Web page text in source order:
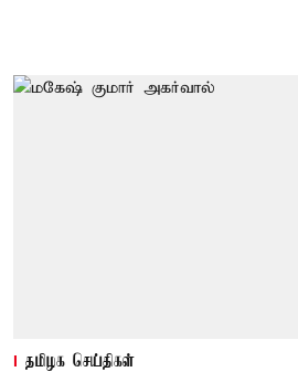
தமிழக செய்திகள்